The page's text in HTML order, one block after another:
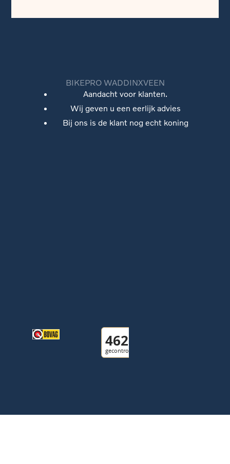
BIKEPRO WADDINXVEEN
Aandacht voor klanten.
Wij geven u een eerlijk advies
Bij ons is de klant nog echt koning